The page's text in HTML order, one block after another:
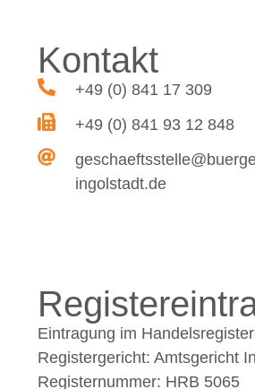
Kontakt
+49 (0) 841 17 309
+49 (0) 841 93 12 848
ingolstadt.de
Eintragung im Handelsregister
Registergericht: Amtsgericht
Registernummer: HRB 5065